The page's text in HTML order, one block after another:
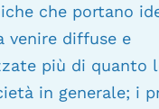
che portano
venire diffuse e
più di quanto
in generale; i